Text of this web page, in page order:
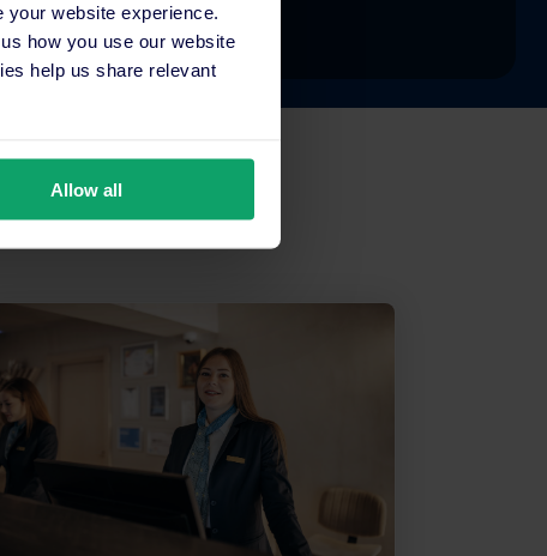
website experience.
how you use our website
help us share relevant
Allow all